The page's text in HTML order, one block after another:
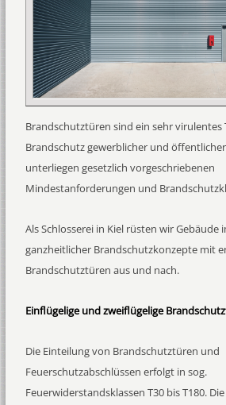
Brandschutztüren sind ein sehr virulentes
Brandschutz gewerblicher und
unterliegen gesetzlich vorgeschriebenen
Mindestanforderungen und
Als Schlosserei in Kiel rüsten wir Gebäude
ganzheitlicher Brandschutzkonzepte mit
Brandschutztüren aus und nach.
Einflügelige und zweiflügelige
Die Einteilung von Brandschutztüren und
Feuerschutzabschlüssen erfolgt in sog.
Feuerwiderstandsklassen T30 bis T180.